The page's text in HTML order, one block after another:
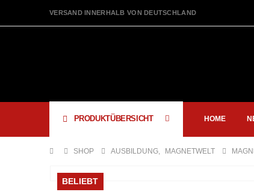
VERSAND INNERHALB VON DEUTSCHLAND
PRODUKTÜBERSICHT HOME
SHOP AUSBILDUNG MAGNETWELT
BELIEBT